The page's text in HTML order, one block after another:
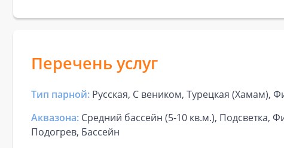
Перечень услуг
Тип парной: Русская, С веником, Турецкая (Хамам),
Аквазона: Средний бассейн (5-10 кв.м.), Подсветка,
Подогрев, Бассейн